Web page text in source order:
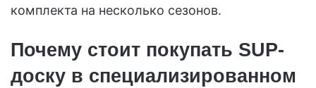
комплекта на несколько сезонов.
Почему стоит покупать SUP-
доску в специализированном